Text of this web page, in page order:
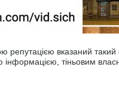
репутацією вказаний
тіньовим